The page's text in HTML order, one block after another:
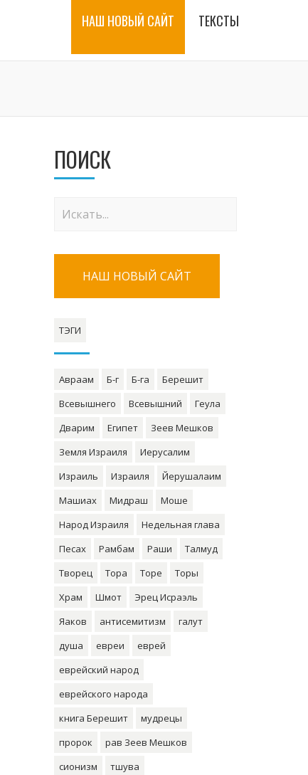
НАШ НОВЫЙ САЙТ ТЕКСТЫ
ПОИСК
НАШ НОВЫЙ САЙТ
ТЭГИ
Авраам Б-г Б-га
Берешит
Всевышнего
Всевышний
Геула
Дварим
Египет
Зеев Мешков
Земля Израиля
Иерусалим
Израиль
Израиля
Йерушалаим
Машиах
Мидраш
Моше
Народ Израиля
Недельная глава
Песах
Рамбам Раши
Талмуд
Творец
Тора Торе
Торы
Храм
Шмот
Эрец Исраэль
Яаков
антисемитизм
галут
душа
евреи
еврей
еврейский народ
еврейского народа
книга Берешит
мудрецы
пророк
рав Зеев Мешков
сионизм
тшува